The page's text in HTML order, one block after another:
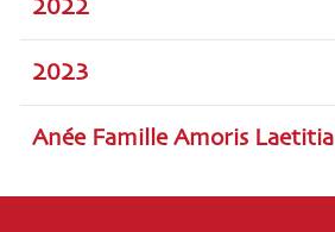
2022
2023
Anée Famille Amoris Laetitia